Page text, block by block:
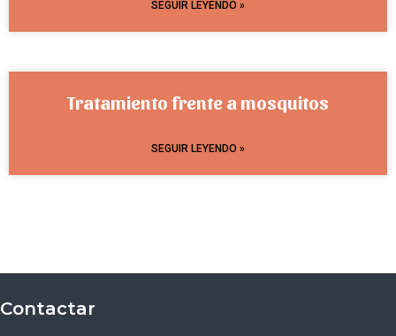
SEGUIR LEYENDO »
Tratamiento frente a mosquitos
SEGUIR LEYENDO »
Contactar